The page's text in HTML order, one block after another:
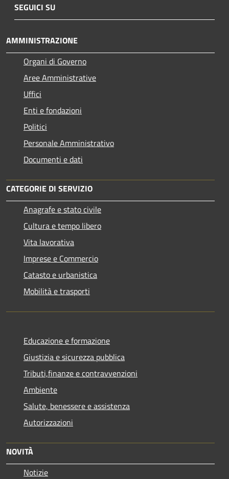
SEGUICI SU
AMMINISTRAZIONE
Organi di Governo
Aree Amministrative
Uffici
Enti e fondazioni
Politici
Personale Amministrativo
Documenti e dati
CATEGORIE DI SERVIZIO
Anagrafe e stato civile
Cultura e tempo libero
Vita lavorativa
Imprese e Commercio
Catasto e urbanistica
Mobilità e trasporti
Educazione e formazione
Giustizia e sicurezza pubblica
Tributi,finanze e contravvenzioni
Ambiente
Salute, benessere e assistenza
Autorizzazioni
NOVITÀ
Notizie